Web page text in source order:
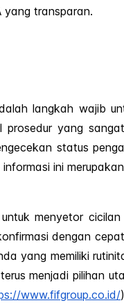
yang transparan.
langkah wajib
prosedur yang
status
ini
menyetor
dengan
yang memiliki
menjadi pilihan
www.fifgroup.co.id/